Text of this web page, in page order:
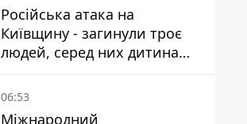
Російська атака на
Київщину - загинули троє
людей, серед них дитина
2022 року народження
06:53
Міжнародний